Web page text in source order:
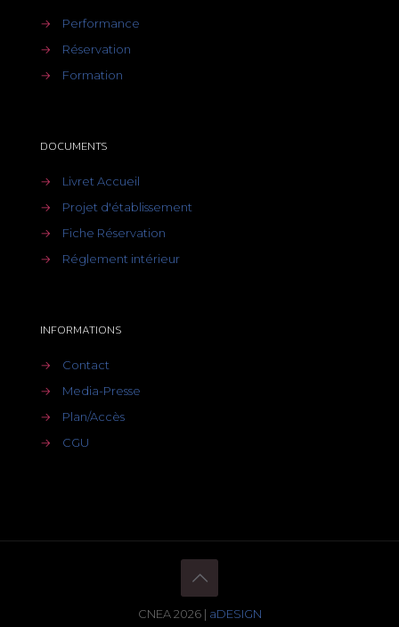
→
Performance
→
Réservation
→
Formation
DOCUMENTS
→
Livret Accueil
→
Projet d'établissement
→
Fiche Réservation
→
Réglement intérieur
INFORMATIONS
→
Contact
→
Media-Presse
→
Plan/Accès
→
CGU
CNEA 2026 | aDESIGN